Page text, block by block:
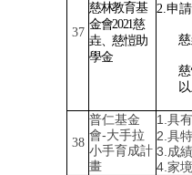
37
慈林教育基
金會2021慈
垚、慈愷助
學金
2.申
38
普仁基金
會-大手拉
小手育成計
畫
1. 具
2. 具
3. 成
4. 家